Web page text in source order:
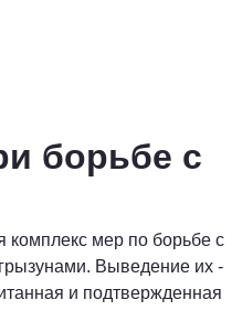
борьбе с
комплекс мер по борьбе с
Выведение их -
и подтвержденная